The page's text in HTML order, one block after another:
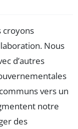
croyons
Nous
d’autres
vers un
notre
des